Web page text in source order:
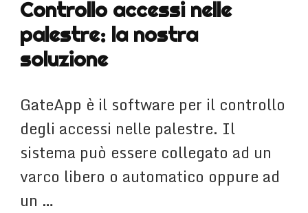
Controllo accessi nelle
palestre: la nostra
soluzione
GateApp è il software per il controllo
degli accessi nelle palestre. Il
sistema può essere collegato ad un
varco libero o automatico oppure ad
un …